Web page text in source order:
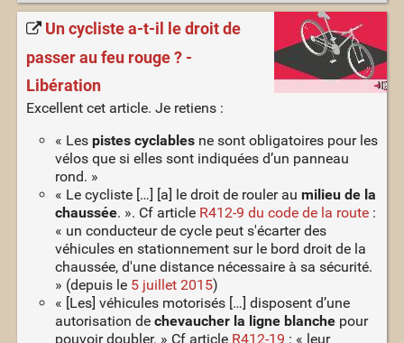
Un cycliste a-t-il le droit de
passer au feu rouge ? -
Libération
Excellent cet article. Je retiens :
« Les pistes cyclablesne sont obligatoires pour les
vélos que si elles sont indiquées d’un panneau
rond. »
« Le cycliste […] [a] le droit de rouler au milieu de la
chaussée. ». Cf article R412-9 du code de la route:
« un conducteur de cycle peut s'écarter des
véhicules en stationnement sur le bord droit de la
chaussée, d'une distance nécessaire à sa sécurité.
» (depuis le 5 juillet 2015)
« [Les] véhicules motorisés […] disposent d’une
autorisation de chevaucher la ligne blanchepour
pouvoir doubler. » Cf article R412-19 : « leur